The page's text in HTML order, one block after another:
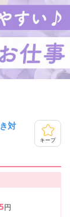
対
キープ
円